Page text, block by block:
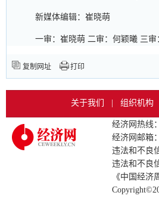
新媒体编辑：崔晓萌
一审：崔晓萌 二审：何颖曦 三审
复制网址 打印
关于我们 | 组织机构
经济网热线
经济网邮箱
违法和不良
违法和不良
《中国经济